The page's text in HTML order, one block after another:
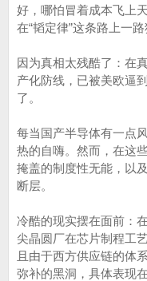
好，哪怕冒着成本飞上
在“韬定律”这条路上一路
因为真相太残酷了：在
产化防线，已被美欧逼
了。
每当国产半导体有一点
热的自嗨。然而，在这
掩盖的制度性无能，以
断层。
冷酷的现实摆在面前：
尖晶圆厂在芯片制程工
且由于西方供应链的体
弥补的黑洞，具体表现